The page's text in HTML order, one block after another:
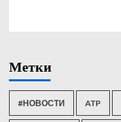
Метки
#НОВОСТИ ATP